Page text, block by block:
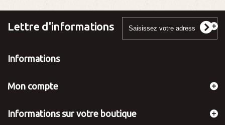
Lettre d'informations
Informations
Mon compte
Informations sur votre boutique